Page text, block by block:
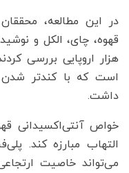
در این مطالعه،
هزار اروپایی بررسی
است که با کند‌تر شدن
داشت.
خواص آنتی‌اکسیدانی
التهاب مبارزه کند.
می‌تواند خاصیت